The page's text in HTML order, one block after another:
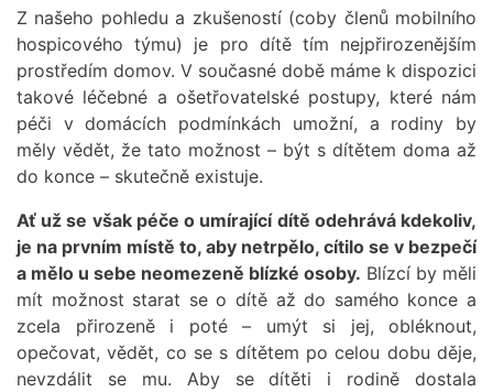
Z našeho pohledu a zkušeností (coby členů mobilního
hospicového týmu) je pro dítě tím nejpřirozenějším
prostředím domov. V současné době máme k dispozici
takové léčebné a ošetřovatelské postupy, které nám
péči v domácích podmínkách umožní, a rodiny by
měly vědět, že tato možnost – být s dítětem doma až
do konce – skutečně existuje.
Ať už se však péče o umírající dítě odehrává kdekoliv,
je na prvním místě to, aby netrpělo, cítilo se v bezpečí
a mělo u sebe neomezeně blízké osoby. Blízcí by měli
mít možnost starat se o dítě až do samého konce a
zcela přirozeně i poté – umýt si jej, obléknout,
opečovat, vědět, co se s dítětem po celou dobu děje,
nevzdálit se mu. Aby se dítěti i rodině dostala